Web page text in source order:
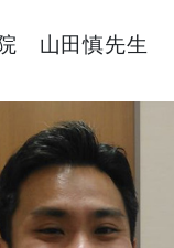
山田慎先生